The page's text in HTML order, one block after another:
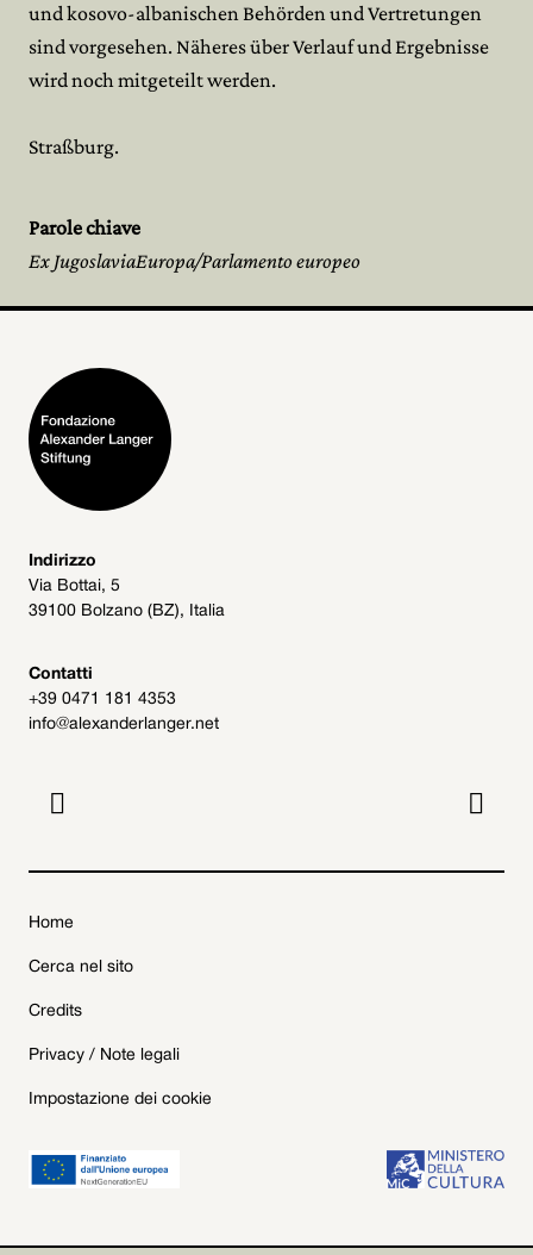
und kosovo-albanischen Behörden und Vertretungen
sind vorgesehen. Näheres über Verlauf und Ergebnisse
wird noch mitgeteilt werden.
Straßburg.
Parole chiave
Ex JugoslaviaEuropa/Parlamento europeo
Indirizzo
Via Bottai, 5
39100 Bolzano (BZ), Italia
Contatti
+39 0471 181 4353
info@alexanderlanger.net
 
Home
Cerca nel sito
Credits
Privacy / Note legali
Impostazione dei cookie